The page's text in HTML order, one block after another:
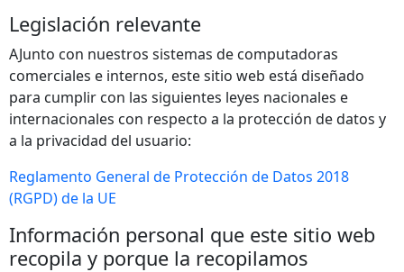
Legislación relevante
AJunto con nuestros sistemas de computadoras
comerciales e internos, este sitio web está diseñado
para cumplir con las siguientes leyes nacionales e
internacionales con respecto a la protección de datos y
a la privacidad del usuario:
Reglamento General de Protección de Datos 2018
(RGPD) de la UE
Información personal que este sitio web
recopila y porque la recopilamos